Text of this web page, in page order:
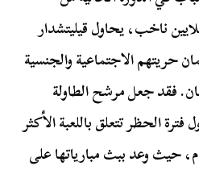
ناخب، يحاول قيليتشدار
حريتهم الاجتماعية والجنسية
فقد جعل مرشح الطاولة
فترة الحظر تتعلق باللعبة الأكثر
حيث وعد ببث مبارياتها على